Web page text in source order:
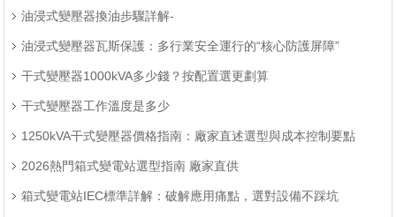
現貨供應，3 天發貨
油浸式變壓器換油步驟詳解-
油浸式變壓器瓦斯保護：多行業安全運行的“核心防護屏障”
干式變壓器1000kVA多少錢？按配置選更劃算
干式變壓器工作溫度是多少
1250kVA干式變壓器價格指南：廠家直述選型與成本控制要點
2026熱門箱式變電站選型指南 廠家直供
箱式變電站IEC標準詳解：破解應用痛點，選對設備不踩坑